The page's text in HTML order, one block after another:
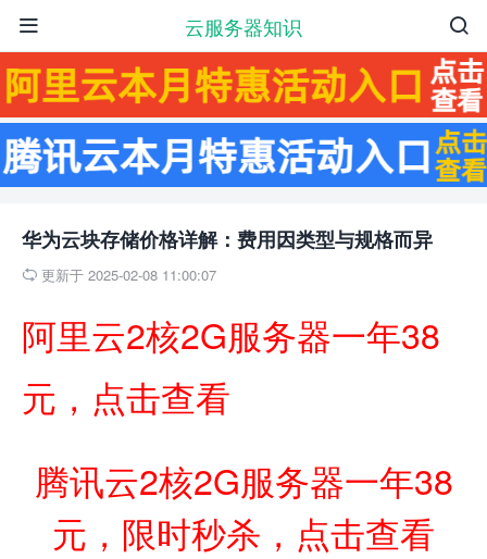
云服务器知识 

华为云块存储价格详解：费用因类型与规格而异
 更新于 2025-02-08 11:00:07
阿里云2核2G服务器一年38
元，点击查看
腾讯云2核2G服务器一年38
元，限时秒杀，点击查看